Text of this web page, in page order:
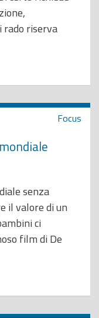
riserva
Focus
senza
il valore di un
ci
film di De